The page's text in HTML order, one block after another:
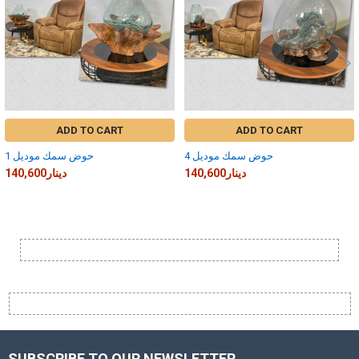
ADD TO CART
حوض سمك موديل 1
140,600دينار
ADD TO CART
حوض سمك موديل 4
140,600دينار